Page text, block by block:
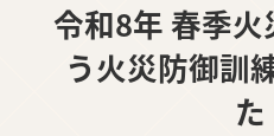
令和8年 春季
う火災防御訓
た